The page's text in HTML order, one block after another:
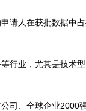
请人在获批数据中
行业，尤其是技术
司、全球企业2000